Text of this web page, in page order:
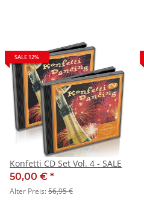
SALE 12%
Konfetti CD Set Vol. 4 - SALE
50,00 € *
Alter Preis:56,95 €